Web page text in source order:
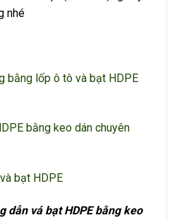
nhé
bằng lốp ô tô và bạt HDPE
bằng keo dán chuyên
bạt HDPE
dẫn vá bạt HDPE bằng keo